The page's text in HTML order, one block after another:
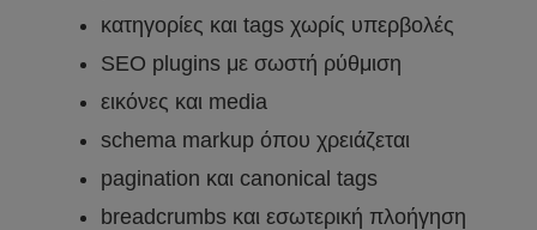
κατηγορίες και tags χωρίς υπερβολές
SEO plugins με σωστή ρύθμιση
εικόνες και media
schema markup όπου χρειάζεται
pagination και canonical tags
breadcrumbs και εσωτερική πλοήγηση